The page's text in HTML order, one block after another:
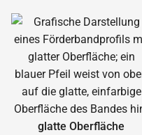
glatte Oberfläche